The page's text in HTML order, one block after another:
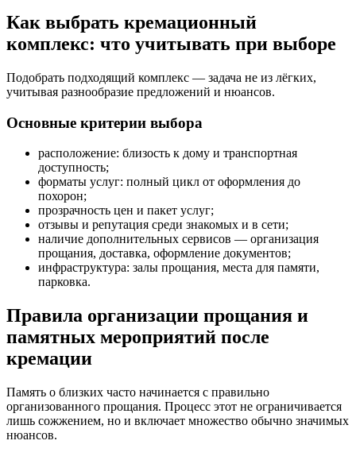
Как выбрать кремационный
комплекс: что учитывать при выборе
Подобрать подходящий комплекс — задача не из лёгких,
учитывая разнообразие предложений и нюансов.
Основные критерии выбора
расположение: близость к дому и транспортная
доступность;
форматы услуг: полный цикл от оформления до
похорон;
прозрачность цен и пакет услуг;
отзывы и репутация среди знакомых и в сети;
наличие дополнительных сервисов — организация
прощания, доставка, оформление документов;
инфраструктура: залы прощания, места для памяти,
парковка.
Правила организации прощания и
памятных мероприятий после
кремации
Память о близких часто начинается с правильно
организованного прощания. Процесс этот не ограничивается
лишь сожжением, но и включает множество обычно значимых
нюансов.